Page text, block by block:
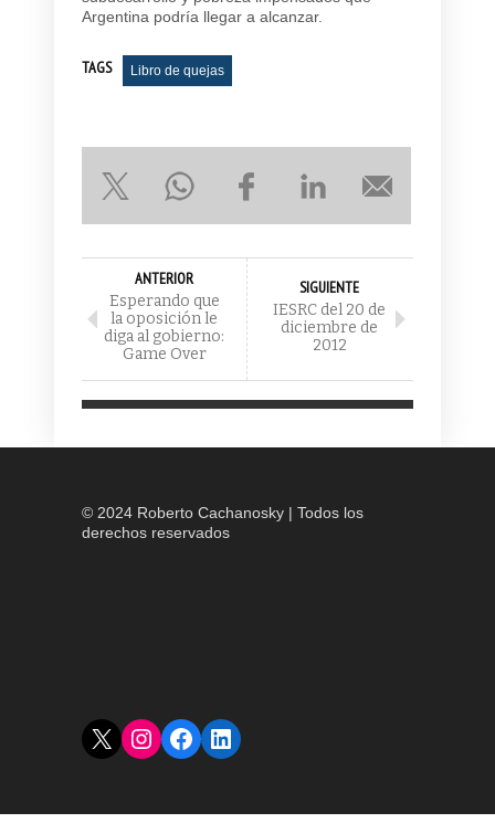
Argentina podría llegar a alcanzar.
TAGS Libro de quejas
ANTERIOR
Esperando que
la oposición le
diga al gobierno:
Game Over
SIGUIENTE
IESRC del 20 de
diciembre de
2012
© 2024 Roberto Cachanosky | Todos los
derechos reservados
X Instagram
Facebook
LinkedIn